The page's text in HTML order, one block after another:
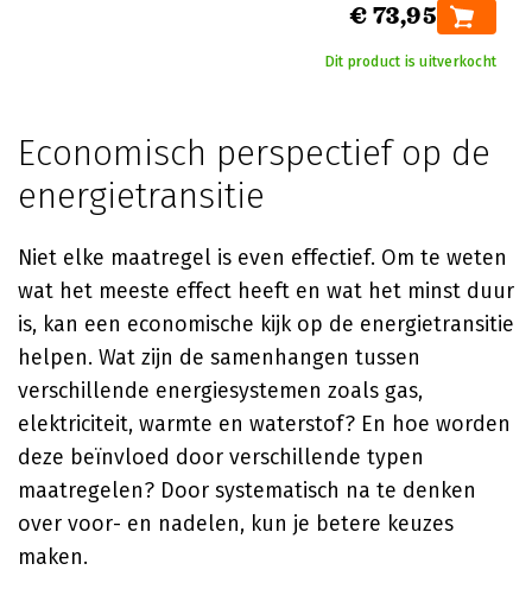
€ 73,95
Dit product is uitverkocht
Economisch perspectief op de
energietransitie
Niet elke maatregel is even effectief. Om te weten
wat het meeste effect heeft en wat het minst duur
is, kan een economische kijk op de energietransitie
helpen. Wat zijn de samenhangen tussen
verschillende energiesystemen zoals gas,
elektriciteit, warmte en waterstof? En hoe worden
deze beïnvloed door verschillende typen
maatregelen? Door systematisch na te denken
over voor- en nadelen, kun je betere keuzes
maken.